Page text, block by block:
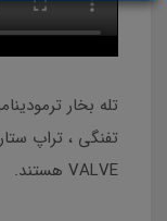
تفنگی ، تراپ
VALVE هستند.